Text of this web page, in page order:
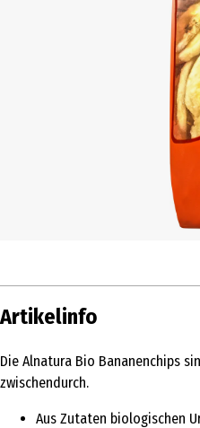
Artikelinfo
Die Alnatura Bio Bananenchips
zwischendurch.
Aus Zutaten biologischen